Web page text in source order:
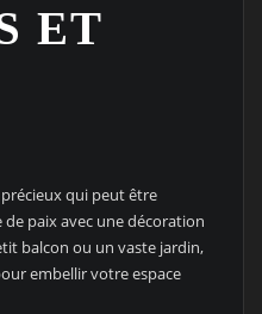
ET
qui peut être
paix avec une décoration
balcon ou un vaste jardin,
embellir votre espace